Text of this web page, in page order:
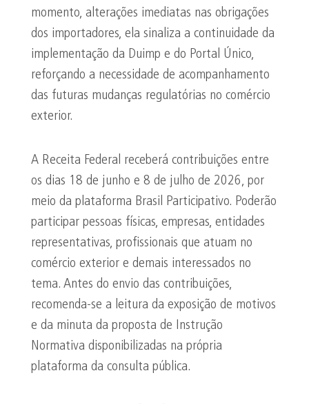
momento, alterações imediatas nas obrigações
dos importadores, ela sinaliza a continuidade da
implementação da Duimp e do Portal Único,
reforçando a necessidade de acompanhamento
das futuras mudanças regulatórias no comércio
exterior.
A Receita Federal receberá contribuições entre
os dias 18 de junho e 8 de julho de 2026, por
meio da plataforma Brasil Participativo. Poderão
participar pessoas físicas, empresas, entidades
representativas, profissionais que atuam no
comércio exterior e demais interessados no
tema. Antes do envio das contribuições,
recomenda-se a leitura da exposição de motivos
e da minuta da proposta de Instrução
Normativa disponibilizadas na própria
plataforma da consulta pública.